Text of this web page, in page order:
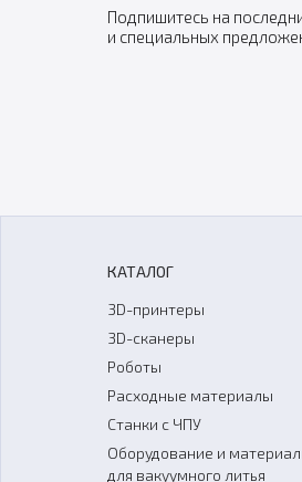
Подпишитесь на
и специальных
КАТАЛОГ
3D-принтеры
3D-сканеры
Роботы
Расходные материалы
Станки с ЧПУ
Оборудование и
для вакуумного литья